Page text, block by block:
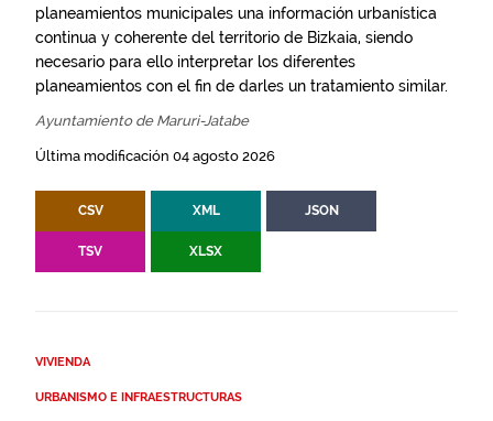
planeamientos municipales una información urbanística
continua y coherente del territorio de Bizkaia, siendo
necesario para ello interpretar los diferentes
planeamientos con el fin de darles un tratamiento similar.
Ayuntamiento de Maruri-Jatabe
Última modificación 04 agosto 2026
CSV XML JSON
TSV XLSX
VIVIENDA
URBANISMO E INFRAESTRUCTURAS